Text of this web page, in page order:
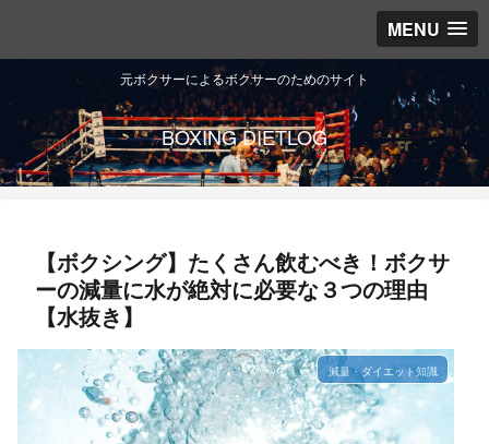
MENU
元ボクサーによるボクサーのためのサイト
BOXING DIETLOG
【ボクシング】たくさん飲むべき！ボクサ
ーの減量に水が絶対に必要な３つの理由
【水抜き】
減量・ダイエット知識